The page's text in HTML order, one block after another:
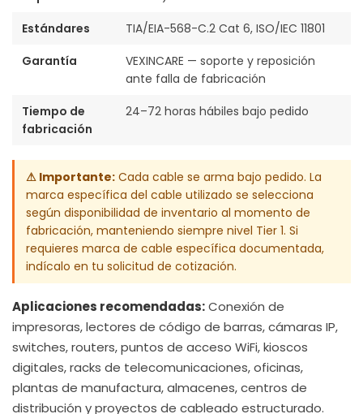
Estándares
TIA/EIA-568-C.2 Cat 6, ISO/IEC 11801
Garantía
VEXINCARE — soporte y reposición
ante falla de fabricación
Tiempo de
fabricación
24–72 horas hábiles bajo pedido
⚠ Importante: Cada cable se arma bajo pedido. La
marca específica del cable utilizado se selecciona
según disponibilidad de inventario al momento de
fabricación, manteniendo siempre nivel Tier 1. Si
requieres marca de cable específica documentada,
indícalo en tu solicitud de cotización.
Aplicaciones recomendadas:Conexión de
impresoras, lectores de código de barras, cámaras IP,
switches, routers, puntos de acceso WiFi, kioscos
digitales, racks de telecomunicaciones, oficinas,
plantas de manufactura, almacenes, centros de
distribución y proyectos de cableado estructurado.